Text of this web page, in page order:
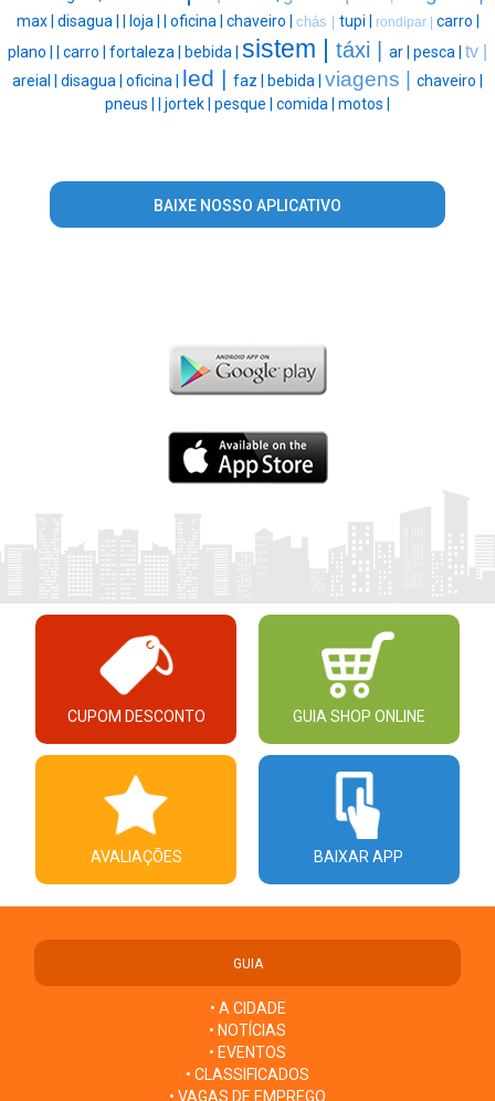
max | disagua | | loja | | oficina | chaveiro | chás | tupi | rondipar | carro |
plano | | carro | fortaleza | bebida | sistem | táxi | ar | pesca | tv |
areial | disagua | oficina | led | faz | bebida | viagens | chaveiro |
pneus | | jortek | pesque | comida | motos |
BAIXE NOSSO APLICATIVO
CUPOM DESCONTO GUIA SHOP ONLINE
AVALIAÇÕES BAIXAR APP
GUIA
• A CIDADE
• NOTÍCIAS
• EVENTOS
• CLASSIFICADOS
• VAGAS DE EMPREGO